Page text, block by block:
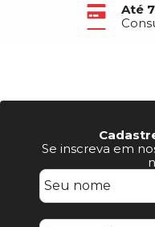
Até
Se inscreva em